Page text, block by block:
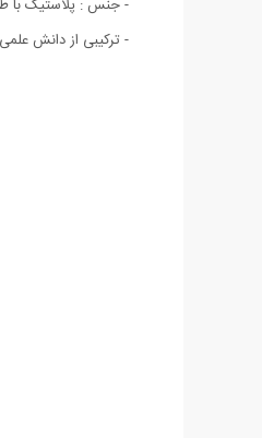
- جنس : پلاستیک با
- ترکیبی از دانش